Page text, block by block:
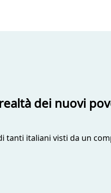
dei nuovi
tanti italiani visti da un